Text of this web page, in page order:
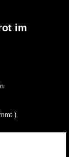
im
)